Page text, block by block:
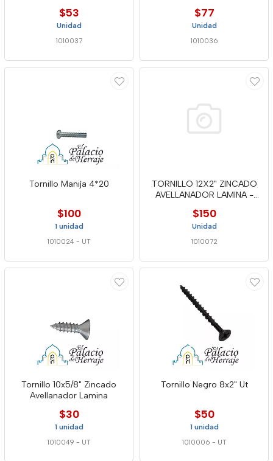
$53
Unidad
1010037
$77
Unidad
1010036
Tornillo Manija 4*20
$100
1 unidad
1010024 - UT
TORNILLO 12X2" ZINCADO
AVELLANADOR LAMINA -
$150
Unidad
1010072
Tornillo 10x5/8" Zincado
Avellanador Lamina
$30
1 unidad
1010049 - UT
Tornillo Negro 8x2" Ut
$50
1 unidad
1010006 - UT